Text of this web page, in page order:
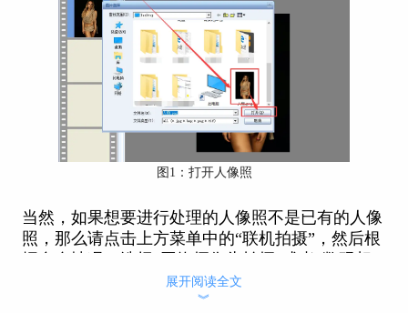
图1：打开人像照
当然，如果想要进行处理的人像照不是已有的人像
照，那么请点击上方菜单中的“联机拍摄”，然后根
据自身情况，选择“网络摄像头拍摄”或者“数码相
机联机拍摄”，如下图2所示。如果电脑如笔记本电
脑，自带摄像头，可以选择“网络摄像头拍摄”，使
展开阅读全文
︾